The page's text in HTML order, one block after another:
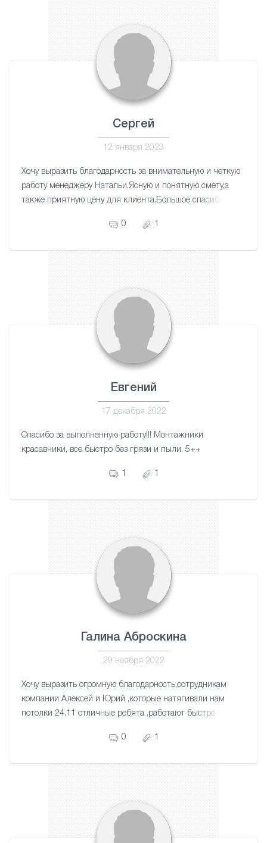
Сергей
12 января 2023
Хочу выразить благодарность за внимательную и четкую
работу менеджеру Натальи.Ясную и понятную смету,а
также приятную цену для клиента.Большое спасибо
работу.Приятно за свои деньги получать отличную
красивыми потолками выглядит прекрасно.
0 1
Евгений
17 декабря 2022
Спасибо за выполненную работу!!! Монтажники
красавчики, все быстро без грязи и пыли. 5++
1 1
Галина Аброскина
29 ноября 2022
Хочу выразить огромную благодарность,сотрудникам
компании Алексей и Юрий ,которые натягивали нам
потолки 24.11 отличные ребята ,работают быстро
0
1